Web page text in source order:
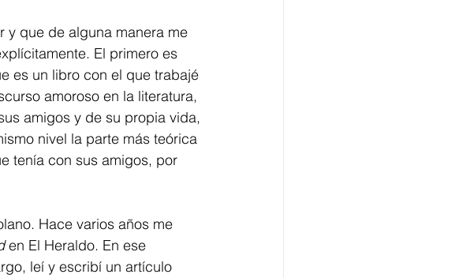
y que de alguna manera me
El primero es
es un libro con el que trabajé
amoroso en la literatura,
amigos y de su propia vida,
nivel la parte más teórica
tenía con sus amigos, por
Hace varios años me
en El Heraldo. En ese
leí y escribí un artículo